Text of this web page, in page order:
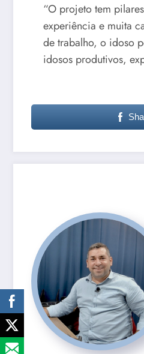
“O projeto tem
experiência e muita
de trabalho, o idoso
idosos produtivos,